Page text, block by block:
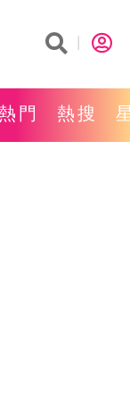
門 熱搜